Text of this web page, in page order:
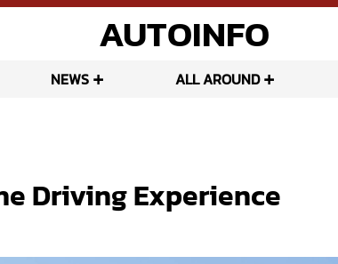
AUTOINFO
NEWS ALL AROUND
Driving Experience